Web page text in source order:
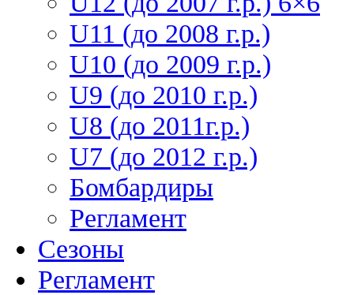
U11 (до 2008 г.р.)
U10 (до 2009 г.р.)
U9 (до 2010 г.р.)
U8 (до 2011г.р.)
U7 (до 2012 г.р.)
Бомбардиры
Регламент
Сезоны
Регламент